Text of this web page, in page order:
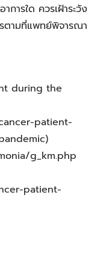
การใด ควรเฝ้าระวัง
ตามที่แพทย์พิจารณา
during the
patient-
g_km.php
patient-